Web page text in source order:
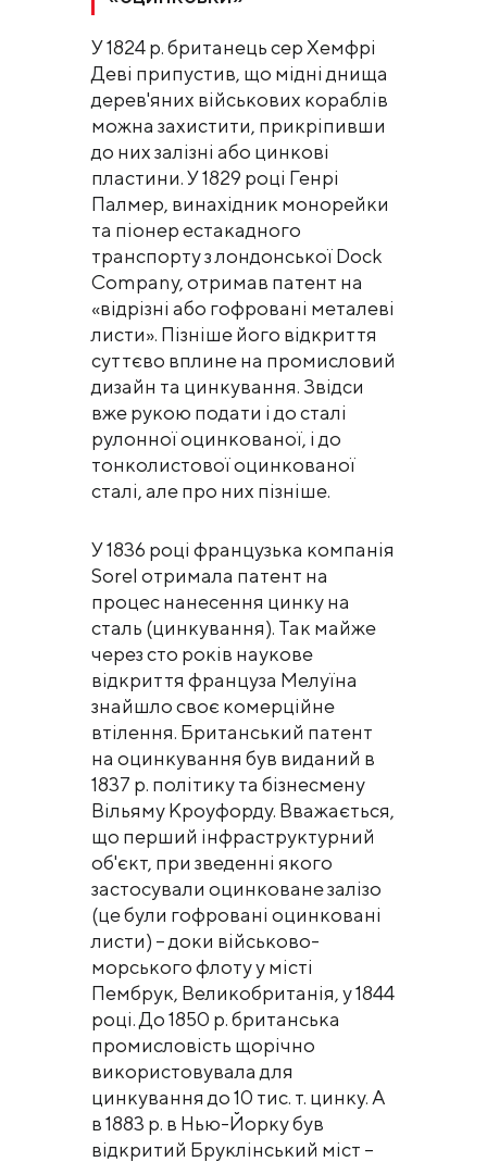
У 1824 р. британець сер Хемфрі
Деві припустив, що мідні днища
дерев'яних військових кораблів
можна захистити, прикріпивши
до них залізні або цинкові
пластини. У 1829 році Генрі
Палмер, винахідник монорейки
та піонер естакадного
транспорту з лондонської Dock
Company, отримав патент на
«відрізні або гофровані металеві
листи». Пізніше його відкриття
суттєво вплине на промисловий
дизайн та цинкування. Звідси
вже рукою подати і до сталі
рулонної оцинкованої, і до
тонколистової оцинкованої
сталі, але про них пізніше.
У 1836 році французька компанія
Sorel отримала патент на
процес нанесення цинку на
сталь (цинкування). Так майже
через сто років наукове
відкриття француза Мелуїна
знайшло своє комерційне
втілення. Британський патент
на оцинкування був виданий в
1837 р. політику та бізнесмену
Вільяму Кроуфорду. Вважається,
що перший інфраструктурний
об'єкт, при зведенні якого
застосували оцинковане залізо
(це були гофровані оцинковані
листи) – доки військово-
морського флоту у місті
Пембрук, Великобританія, у 1844
році. До 1850 р. британська
промисловість щорічно
використовувала для
цинкування до 10 тис. т. цинку. А
в 1883 р. в Нью-Йорку був
відкритий Бруклінський міст –